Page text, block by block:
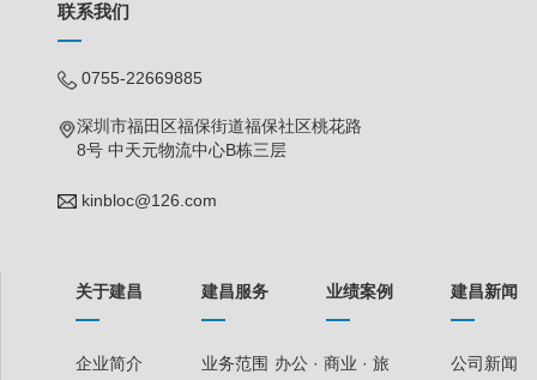
联系我们
0755-22669885
深圳市福田区福保街道福保社区桃花路
8号 中天元物流中心B栋三层
kinbloc@126.com
关于建昌
企业简介
建昌服务
业务范围
业绩案例
办公 · 商业 · 旅
建昌新闻
公司新闻